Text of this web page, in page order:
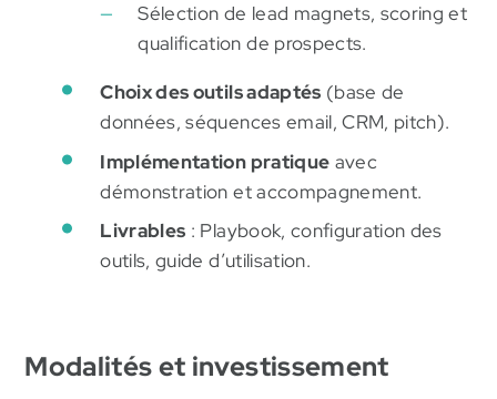
Sélection de lead magnets, scoring et
qualification de prospects.
Choix des outils adaptés (base de
données, séquences email, CRM, pitch).
Implémentation pratique avec
démonstration et accompagnement.
Livrables : Playbook, configuration des
outils, guide d’utilisation.
Modalités et investissement